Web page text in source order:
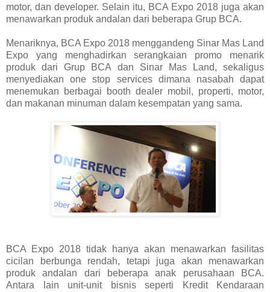
motor, dan developer. Selain itu, BCA Expo 2018 juga akan
menawarkan produk andalan dari beberapa Grup BCA.
Menariknya, BCA Expo 2018 menggandeng Sinar Mas Land
Expo yang menghadirkan serangkaian promo menarik
produk dari Grup BCA dan Sinar Mas Land, sekaligus
menyediakan one stop services dimana nasabah dapat
menemukan berbagai booth dealer mobil, properti, motor,
dan makanan minuman dalam kesempatan yang sama.
BCA Expo 2018 tidak hanya akan menawarkan fasilitas
cicilan berbunga rendah, tetapi juga akan menawarkan
produk andalan dari beberapa anak perusahaan BCA.
Antara lain unit-unit bisnis seperti Kredit Kendaraan